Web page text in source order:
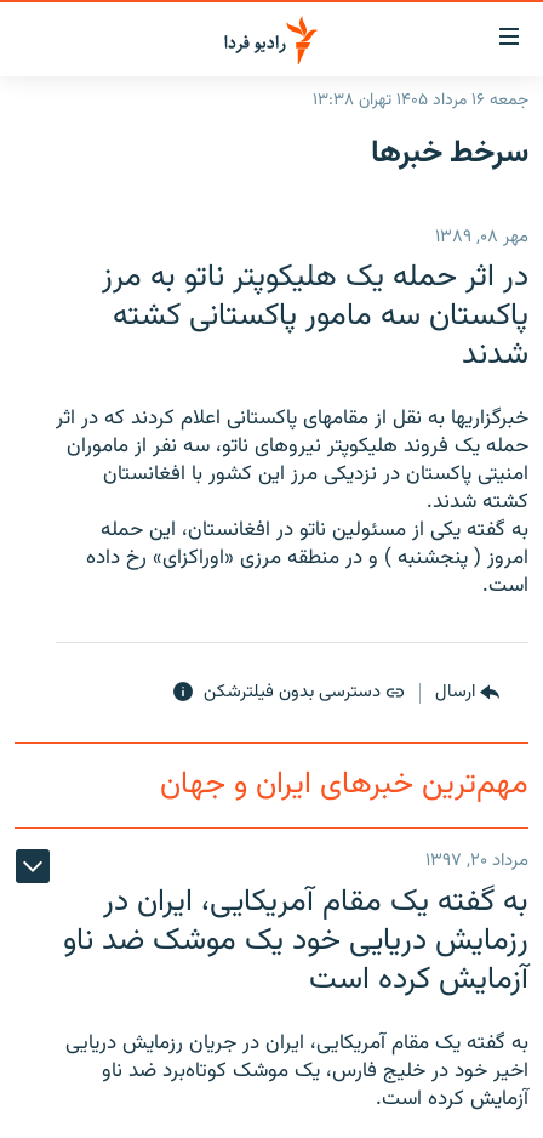
لینک‌های
قابلیت
دسترسی
بازگشت
اصلی
رفتن
صفحه
جستجو
ایران
رادیو
انتخاب کنید و بشنوید
برنامه‌های رادیویی
پادکست
چندرسانه‌ای
گزارش‌های ویدئویی
English
به ما بپیوندید
زبان‌های دیگر
جمعه ۱۶ مرداد ۱۴۰۵ تهران ۱۳:۳۸
سرخط‌ خبرها
مهر ۰۸, ۱۳۸۹
در اثر حمله یک هلیکوپتر ناتو به مرز
پاکستان سه مامور پاکستانی کشته
شدند
خبرگزاریها به نقل از مقامهای پاکستانی اعلام کردند که در اثر
حمله یک فروند هلیکوپتر نیروهای ناتو، سه نفر از ماموران
امنیتی پاکستان در نزدیکی مرز این کشور با افغانستان
کشته شدند.
به گفته یکی از مسئولین ناتو در افغانستان، این حمله
امروز ( پنجشنبه ) و در منطقه مرزی «اوراکزای» رخ داده
است.
ارسال دسترسی بدون فیلترشکن
مهم‌ترین خبرهای ایران و جهان
مرداد ۲۰, ۱۳۹۷
به گفته یک مقام آمریکایی، ایران در
رزمایش دریایی خود یک موشک ضد ناو
آزمایش کرده است
به گفته یک مقام آمریکایی، ایران در جریان رزمایش دریایی
اخیر خود در خلیج فارس، یک موشک کوتاه‌برد ضد ناو
آزمایش کرده است.